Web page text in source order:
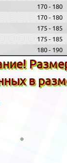
170 - 180
170 - 180
175 - 185
175 - 185
180 - 190
в